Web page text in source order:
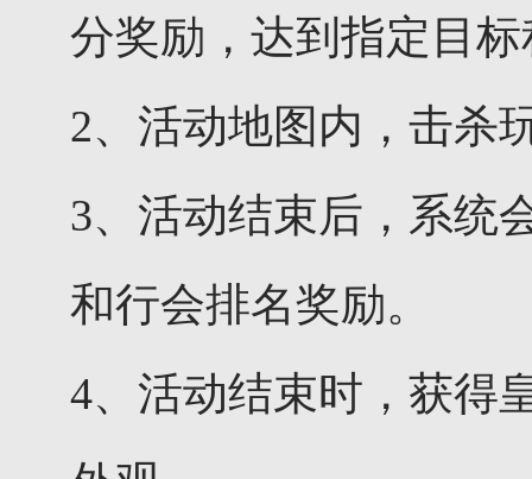
分奖励，达到指定目
2、活动地图内，击杀
3、活动结束后，系统
和行会排名奖励。
4、活动结束时，获得